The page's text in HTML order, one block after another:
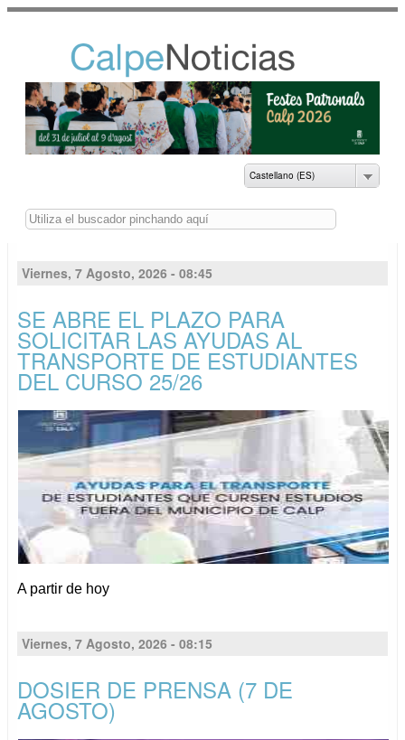
principal
NOTICIAS DEL
AYUNTAMIENTO DE
Castellano (ES)
Buscar
Viernes, 7 Agosto, 2026 - 08:45
SE ABRE EL PLAZO PARA
SOLICITAR LAS AYUDAS AL
TRANSPORTE DE ESTUDIANTES
DEL CURSO 25/26
A partir de hoy
Viernes, 7 Agosto, 2026 - 08:15
DOSIER DE PRENSA (7 DE
AGOSTO)